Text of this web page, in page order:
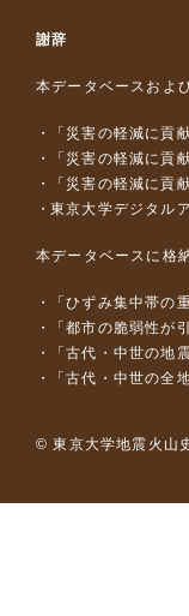
謝辞
本データベースおよ
「災害の軽減に貢
「災害の軽減に貢
「災害の軽減に貢
東京大学デジタル
本データベースに格
「ひずみ集中帯の
「都市の脆弱性
「古代・中世の
「古代・中世の
© 東京大学地震火山